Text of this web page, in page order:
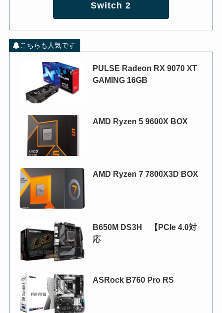
Switch 2
こちらも人気です
PULSE Radeon RX 9070 XT
GAMING 16GB
AMD Ryzen 5 9600X BOX
AMD Ryzen 7 7800X3D BOX
B650M DS3H 【PCIe 4.0対
応
ASRock B760 Pro RS